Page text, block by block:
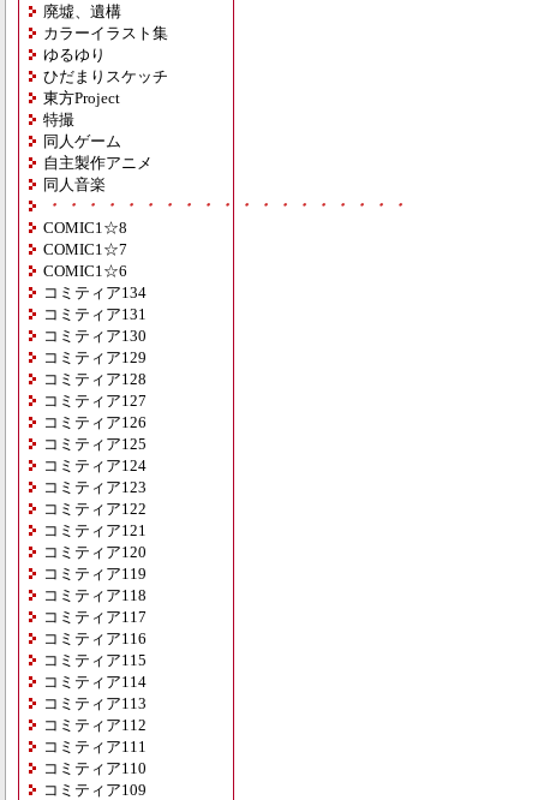
廃墟、遺構
カラーイラスト集
ゆるゆり
ひだまりスケッチ
東方Project
特撮
同人ゲーム
自主製作アニメ
同人音楽
・・・・・・・・・・・・・・・・・・・
COMIC1☆8
COMIC1☆7
COMIC1☆6
コミティア134
コミティア131
コミティア130
コミティア129
コミティア128
コミティア127
コミティア126
コミティア125
コミティア124
コミティア123
コミティア122
コミティア121
コミティア120
コミティア119
コミティア118
コミティア117
コミティア116
コミティア115
コミティア114
コミティア113
コミティア112
コミティア111
コミティア110
コミティア109